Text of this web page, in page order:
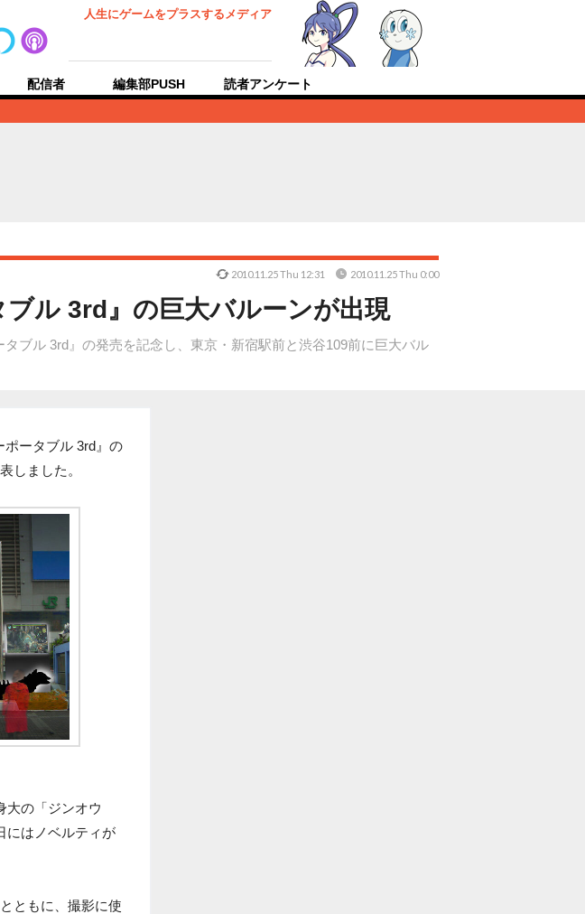
人生にゲームをプラスするメディア
配信者 編集部PUSH 読者アンケート
ル 3rd』の巨大バルーンが出現
ブル 3rd』の発売を記念し、東京・新宿駅前と渋谷109前に巨大バル
2010.11.25 Thu 12:31 2010.11.25 Thu 0:00
ポータブル 3rd』の
しました。
大の「ジンオウ
にはノベルティが
ともに、撮影に使